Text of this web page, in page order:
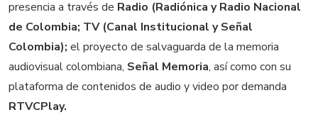
presencia a través de Radio (Radiónica y Radio Nacional
de Colombia; TV (Canal Institucional y Señal
Colombia); el proyecto de salvaguarda de la memoria
audiovisual colombiana, Señal Memoria, así como con su
plataforma de contenidos de audio y video por demanda
RTVCPlay.